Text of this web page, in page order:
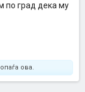
по град дека му
ова.